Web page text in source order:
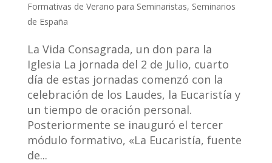
Formativas de Verano para Seminaristas, Seminarios
de España
La Vida Consagrada, un don para la
Iglesia La jornada del 2 de Julio, cuarto
día de estas jornadas comenzó con la
celebración de los Laudes, la Eucaristía y
un tiempo de oración personal.
Posteriormente se inauguró el tercer
módulo formativo, «La Eucaristía, fuente
de...